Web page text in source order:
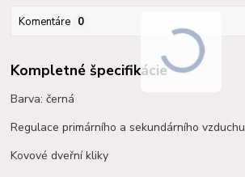
Komentáre 0
Kompletné špecifikácie
Barva: černá
Regulace primárního a sekundárního vzduchu
Kovové dveřní kliky